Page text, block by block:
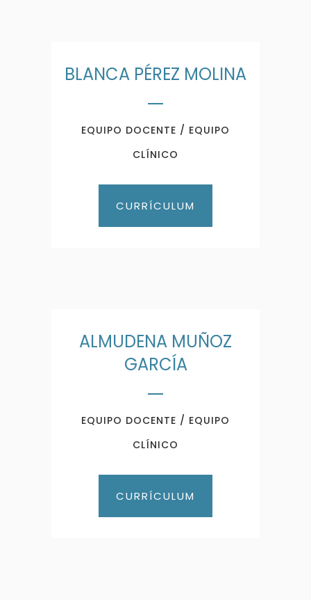
BLANCA PÉREZ MOLINA
EQUIPO DOCENTE / EQUIPO
CLÍNICO
CURRÍCULUM
ALMUDENA MUÑOZ
GARCÍA
EQUIPO DOCENTE / EQUIPO
CLÍNICO
CURRÍCULUM